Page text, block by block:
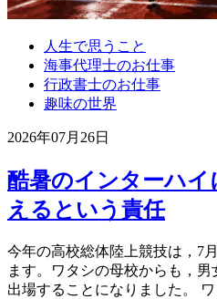
人生で思うこと
海事代理士のお仕事
行政書士のお仕事
趣味の世界
2026年07月26日
酷暑のインターハイ
えるという責任
今年の高校総体陸上競技は，7
ます。ワタシの母校からも，
出場することになりました。